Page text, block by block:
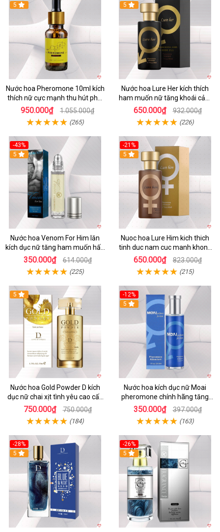
5
Nước hoa Pheromone 10ml kích
thích nữ cực mạnh thu hút phái
đẹp
950.000₫ 1.055.000₫
(265)
5
Nước hoa Lure Her kích thích
ham muốn nữ tăng khoái cảm
không mùi
650.000₫ 932.000₫
(226)
-43%
5
Nước hoa Venom For Him lăn
kích dục nữ tăng ham muốn hấp
dẫn
350.000₫ 614.000₫
(225)
-21%
5
Nuoc hoa Lure Him kich thich
tinh duc nam cuc manh khong
mui
650.000₫ 823.000₫
(215)
5
Nước hoa Gold Powder D kích
dục nữ chai xịt tình yêu cao cấp
chính hãng
750.000₫ 750.000₫
(184)
-12%
5
Nước hoa kích dục nữ Moai
pheromone chính hãng tăng
ham muốn nhanh
350.000₫ 397.000₫
(163)
-28%
5
-26%
5